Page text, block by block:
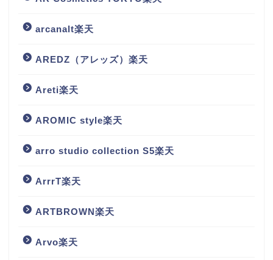
arcanalt楽天
AREDZ（アレッズ）楽天
Areti楽天
AROMIC style楽天
arro studio collection S5楽天
ArrrT楽天
ARTBROWN楽天
Arvo楽天